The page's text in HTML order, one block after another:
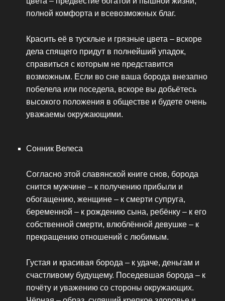
полной комфорта и всевозможных благ.
Красить её в тусклые и грязные цвета – вскоре
дела спящего придут в полнейший упадок,
справиться с которым не представится
возможным. Если во сне ваша борода внезапно
побелела или поседела, вскоре вы добьётесь
высокого положения в обществе и будете очень
уважаемы окружающими.
Сонник Велеса
Согласно этой славянской книге снов, борода
снится мужчине – к получению прибыли и
обогащению, женщине – к смерти супруга,
беременной – к рождению сына, ребёнку – к его
собственной смерти, влюблённой девушке – к
прекращению отношений с любимым.
Густая и красивая борода – к удаче, деньгам и
счастливому будущему. Поседевшая борода – к
почёту и уважению со стороны окружающих.